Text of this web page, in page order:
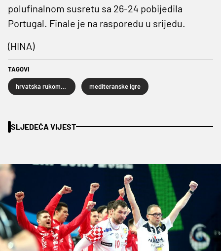
polufinalnom susretu sa 26-24 pobijedila
Portugal. Finale je na rasporedu u srijedu.
(HINA)
TAGOVI
mediteranske igre
SLJEDEĆA VIJEST